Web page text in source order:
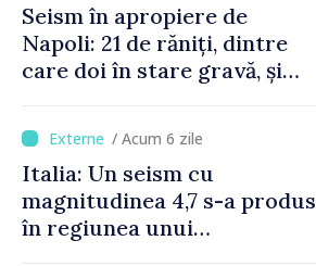
Seism în apropiere de
Napoli: 21 de răniți, dintre
care doi în stare gravă, și
/ Acum 6 zile
Italia: Un seism cu
magnitudinea 4,7 s-a produs
în regiunea unui